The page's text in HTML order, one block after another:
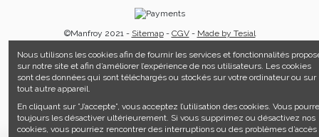
©Manfroy 2021 - Sitemap- CGV- Made by Tesial
Nous utilisons les cookies afin de fournir les services et fonctionnalités
sur notre site et afin d’améliorer l’expérience de nos utilisateurs. Les cookies
sont des données qui sont téléchargés ou stockés sur votre ordinateur ou sur
tout autre appareil.
En cliquant sur ”J’accepte”, vous acceptez l’utilisation des cookies. Vous
toujours les désactiver ultérieurement. Si vous supprimez ou désactivez nos
cookies, vous pourriez rencontrer des interruptions ou des problèmes d’accès